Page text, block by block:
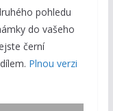
pohledu
do vašeho
černí
Plnou verzi